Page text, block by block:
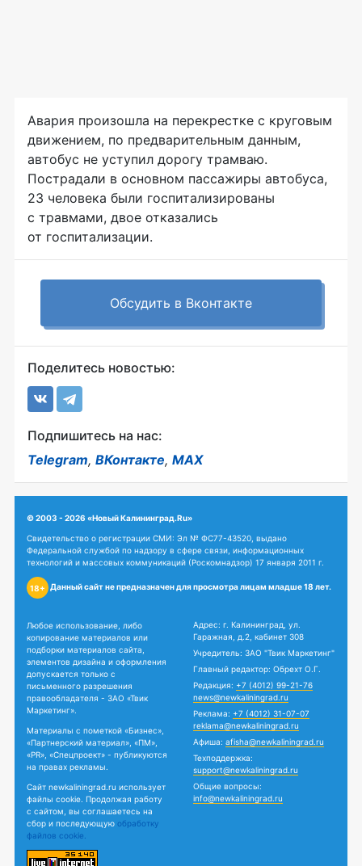
Авария произошла на перекрестке с круговым
движением, по предварительным данным,
автобус не уступил дорогу трамваю.
Пострадали в основном пассажиры автобуса,
23 человека были госпитализированы
с травмами, двое отказались
от госпитализации.
Обсудить в Вконтакте
Поделитесь новостью:
Подпишитесь на нас:
Telegram, ВКонтакте, MAX
© 2003 - 2026 «Новый Калининград.Ru»
Свидетельство о регистрации СМИ: Эл № ФС77-43520, выдано
Федеральной службой по надзору в сфере связи, информационных
технологий и массовых коммуникаций (Роскомнадзор) 17 января 2011 г.
18+ Данный сайт не предназначен для просмотра лицам младше 18 лет.
Любое использование, либо
копирование материалов или
подборки материалов сайта,
элементов дизайна и оформления
допускается только с
письменного разрешения
правообладателя - ЗАО «Твик
Маркетинг».
Материалы с пометкой «Бизнес»,
«Партнерский материал», «ПМ»,
«PR», «Спецпроект» - публикуются
на правах рекламы.
Сайт newkaliningrad.ru использует
файлы cookie. Продолжая работу
с сайтом, вы соглашаетесь на
сбор и последующую обработку
файлов cookie.
Адрес: г. Калининград, ул.
Гаражная, д.2, кабинет 308
Учредитель: ЗАО "Твик Маркетинг"
Главный редактор: Обрехт О.Г.
Редакция: +7 (4012) 99-21-76
news@newkaliningrad.ru
Реклама: +7 (4012) 31-07-07
reklama@newkaliningrad.ru
Афиша: afisha@newkaliningrad.ru
Техподдержка:
support@newkaliningrad.ru
Общие вопросы:
info@newkaliningrad.ru